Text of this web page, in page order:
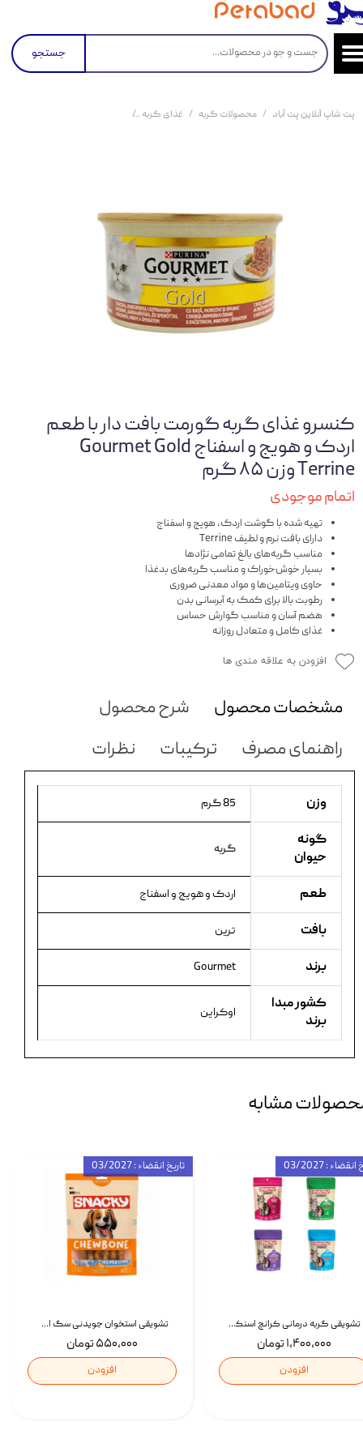
جستجو
پت شاپ آنلاین پت آباد محصولات گربه غذای گربه
کنسرو غذای گربه گورمت بافت دار با طعم
اردک و هویج و اسفناج Gourmet Gold
Terrine وزن ۸۵ گرم
اتمام موجودی
تهیه شده با گوشت اردک، هویج و اسفناج
دارای بافت نرم و لطیف Terrine
مناسب گربه‌های بالغ تمامی نژادها
بسیار خوش‌خوراک و مناسب گربه‌های بدغذا
حاوی ویتامین‌ها و مواد معدنی ضروری
رطوبت بالا برای کمک به آبرسانی بدن
هضم آسان و مناسب گوارش حساس
غذای کامل و متعادل روزانه
افزودن به علاقه مندی ها
مشخصات محصول
شرح محصول
راهنمای مصرف
ترکیبات نظرات
وزن 85 گرم
گونه
حیوان
گربه
طعم اردک و هویج و اسفناج
بافت ترین
برند Gourmet
کشور مبدا
برند
اوکراین
مشابه
تشویقی استخوان جویدنی سگ اسنکی کرانچی با طعم مرغ Snacky Crunchy Munchy وزن 100 گرم
۵۵۰,۰۰۰ تومان
افزودن
تاریخ انقضاء : 03/2027
تشویقی گربه درمانی کرانچ اسنکی با طعم میکس Snacky Crunch Cat Treats وزن 60 گرم بسته 4 عددی
۱,۴۰۰,۰۰۰ تومان
افزودن
: 03/2027